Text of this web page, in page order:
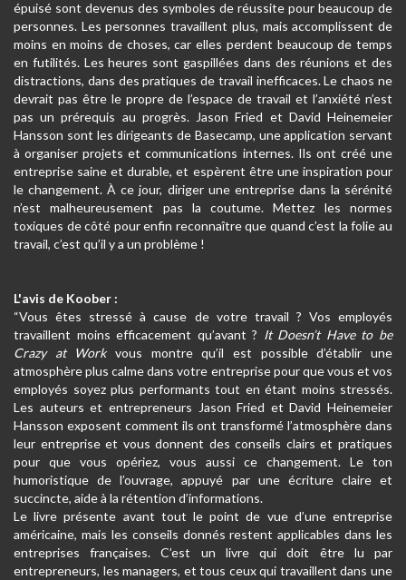
épuisé sont devenus des symboles de réussite pour beaucoup de
personnes. Les personnes travaillent plus, mais accomplissent de
moins en moins de choses, car elles perdent beaucoup de temps
en futilités. Les heures sont gaspillées dans des réunions et des
distractions, dans des pratiques de travail inefficaces. Le chaos ne
devrait pas être le propre de l’espace de travail et l’anxiété n’est
pas un prérequis au progrès. Jason Fried et David Heinemeier
Hansson sont les dirigeants de Basecamp, une application servant
à organiser projets et communications internes. Ils ont créé une
entreprise saine et durable, et espèrent être une inspiration pour
le changement. À ce jour, diriger une entreprise dans la sérénité
n’est malheureusement pas la coutume. Mettez les normes
toxiques de côté pour enfin reconnaître que quand c’est la folie au
travail, c’est qu’il y a un problème !
L'avis de Koober :
“Vous êtes stressé à cause de votre travail ? Vos employés
travaillent moins efficacement qu’avant ? It Doesn’t Have to be
Crazy at Workvous montre qu’il est possible d’établir une
atmosphère plus calme dans votre entreprise pour que vous et vos
employés soyez plus performants tout en étant moins stressés.
Les auteurs et entrepreneurs Jason Fried et David Heinemeier
Hansson exposent comment ils ont transformé l’atmosphère dans
leur entreprise et vous donnent des conseils clairs et pratiques
pour que vous opériez, vous aussi ce changement. Le ton
humoristique de l’ouvrage, appuyé par une écriture claire et
succincte, aide à la rétention d’informations.
Le livre présente avant tout le point de vue d’une entreprise
américaine, mais les conseils donnés restent applicables dans les
entreprises françaises. C’est un livre qui doit être lu par
entrepreneurs, les managers, et tous ceux qui travaillent dans une